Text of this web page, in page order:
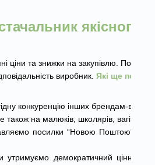
якісного
та знижки на закупівлю. По-друге,
виробник. Які ще
конкуренцію інших брендам-
на малюків, школярів, вагітних
посилки “Новою Поштою”,
демократичний цінник,